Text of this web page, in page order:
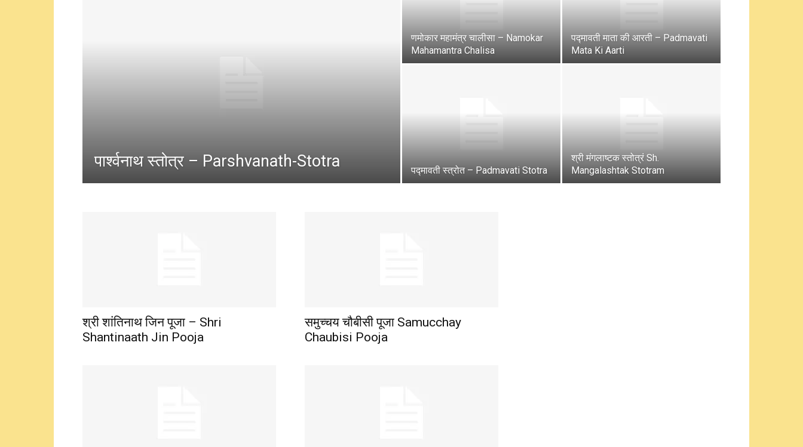
पार्श्वनाथ स्तोत्र – Parshvanath-Stotra
णमोकार महामंत्र चालीसा – Namokar
Mahamantra Chalisa
पद्मावती माता की आरती – Padmavati
Mata Ki Aarti
पद्मावती स्त्रोत – Padmavati Stotra
श्री मंगलाष्टक स्तोत्रं Sh.
Mangalashtak Stotram
श्री शांतिनाथ जिन पूजा – Shri
Shantinaath Jin Pooja
समुच्चय चौबीसी पूजा Samucchay
Chaubisi Pooja